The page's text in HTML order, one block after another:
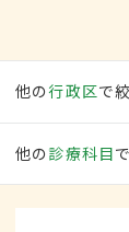
他の行政区で
他の 診療科目